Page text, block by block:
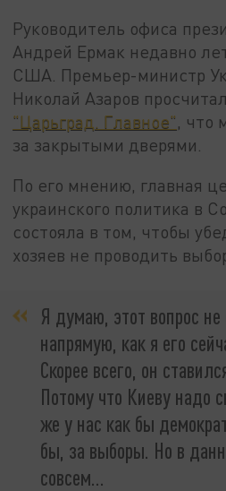
Руководитель офиса
Андрей Ермак недавно
США. Премьер-министр
Николай Азаров
"Царьград. Главное", что
за закрытыми дверями.
По его мнению, главная
украинского политика в
состояла в том, чтобы
хозяев не проводить
Я думаю, этот вопрос не
напрямую, как я его
Скорее всего, он
Потому что Киеву надо
же у нас как бы
бы, за выборы. Но в
совсем…